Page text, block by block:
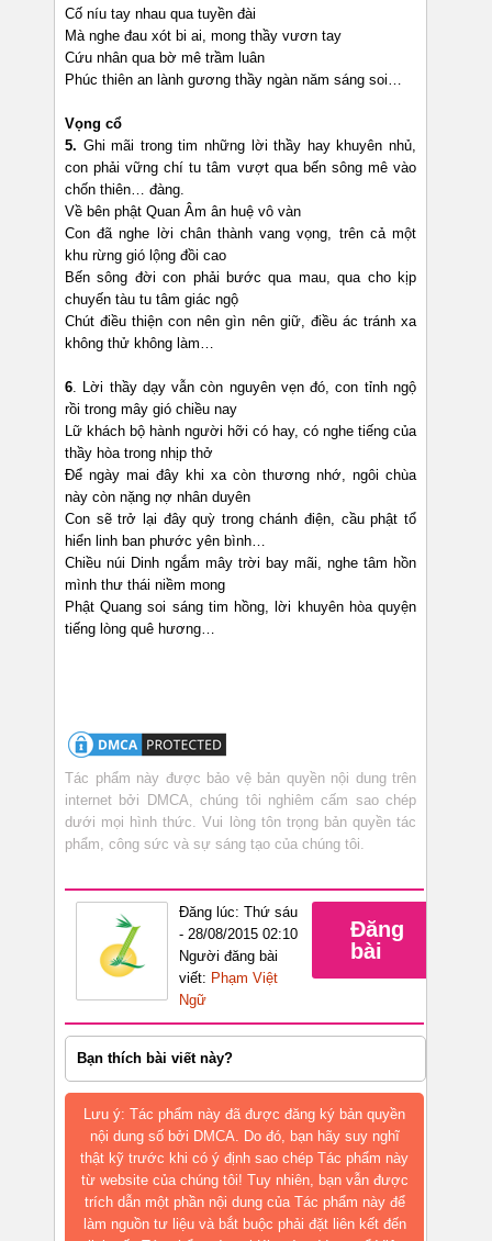
Cố níu tay nhau qua tuyền đài
Mà nghe đau xót bi ai, mong thầy vươn tay
Cứu nhân qua bờ mê trầm luân
Phúc thiên an lành gương thầy ngàn năm sáng soi…
Vọng cổ
5. Ghi mãi trong tim những lời thầy hay khuyên nhủ,
con phải vững chí tu tâm vượt qua bến sông mê vào
chốn thiên… đàng.
Về bên phật Quan Âm ân huệ vô vàn
Con đã nghe lời chân thành vang vọng, trên cả một
khu rừng gió lộng đồi cao
Bến sông đời con phải bước qua mau, qua cho kịp
chuyến tàu tu tâm giác ngộ
Chút điều thiện con nên gìn nên giữ, điều ác tránh xa
không thử không làm…
6. Lời thầy dạy vẫn còn nguyên vẹn đó, con tỉnh ngộ
rồi trong mây gió chiều nay
Lữ khách bộ hành người hỡi có hay, có nghe tiếng của
thầy hòa trong nhịp thở
Để ngày mai đây khi xa còn thương nhớ, ngôi chùa
này còn nặng nợ nhân duyên
Con sẽ trở lại đây quỳ trong chánh điện, cầu phật tổ
hiển linh ban phước yên bình…
Chiều núi Dinh ngắm mây trời bay mãi, nghe tâm hồn
mình thư thái niềm mong
Phật Quang soi sáng tim hồng, lời khuyên hòa quyện
tiếng lòng quê hương…
Tác phẩm này được bảo vệ bản quyền nội dung trên
internet bởi DMCA, chúng tôi nghiêm cấm sao chép
dưới mọi hình thức. Vui lòng tôn trọng bản quyền tác
phẩm, công sức và sự sáng tạo của chúng tôi.
Đăng lúc: Thứ sáu
- 28/08/2015 02:10
Người đăng bài
viết: Phạm Việt
Ngữ
Đăng
bài
Bạn thích bài viết này?
Lưu ý: Tác phẩm này đã được đăng ký bản quyền
nội dung số bởi DMCA. Do đó, bạn hãy suy nghĩ
thật kỹ trước khi có ý định sao chép Tác phẩm này
từ website của chúng tôi! Tuy nhiên, bạn vẫn được
trích dẫn một phần nội dung của Tác phẩm này để
làm nguồn tư liệu và bắt buộc phải đặt liên kết đến